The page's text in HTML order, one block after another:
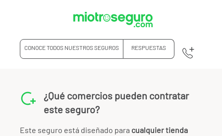
CONOCE TODOS NUESTROS SEGUROS RESPUESTAS
¿Qué comercios pueden contratar
este seguro?
Este seguro está diseñado para cualquier tienda